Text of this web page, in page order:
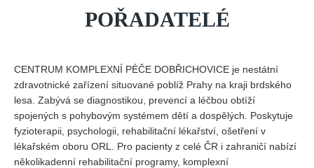
POŘADATELÉ
CENTRUM KOMPLEXNÍ PÉČE DOBŘICHOVICE je nestátní
zdravotnické zařízení situované poblíž Prahy na kraji brdského
lesa. Zabývá se diagnostikou, prevencí a léčbou obtíží
spojených s pohybovým systémem dětí a dospělých. Poskytuje
fyzioterapii, psychologii, rehabilitační lékařství, ošetření v
lékařském oboru ORL. Pro pacienty z celé ČR i zahraničí nabízí
několikadenní rehabilitační programy, komplexní